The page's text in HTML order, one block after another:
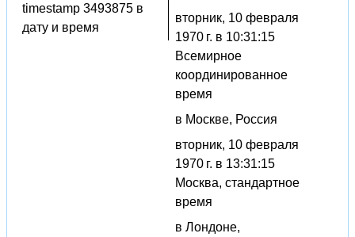
timestamp 3493875 в
дату и время
вторник, 10 февраля
1970 г. в 10:31:15
Всемирное
координированное
время
в Москве, Россия
вторник, 10 февраля
1970 г. в 13:31:15
Москва, стандартное
время
в Лондоне,